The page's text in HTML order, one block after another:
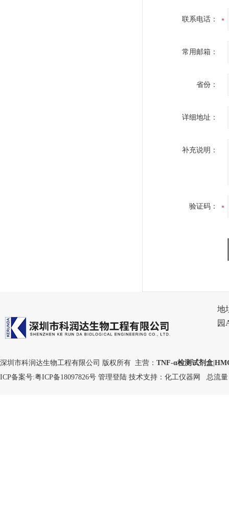
联系电话：
常用邮箱：
省份：
详细地址：
补充说明：
验证码：
地
园
深圳市科润达生物工程有限公司 版权所有 主营： TNF-α检测试剂盒
ICP备案号:粤ICP备18097826号 管理登陆 技术支持： 化工仪器网 总流量